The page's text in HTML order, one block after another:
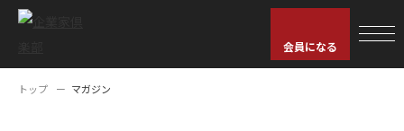
会員になる
トップ マガジン